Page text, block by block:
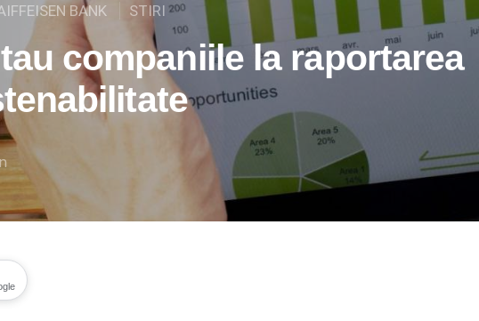
BANK STIRI
companiile la raportarea